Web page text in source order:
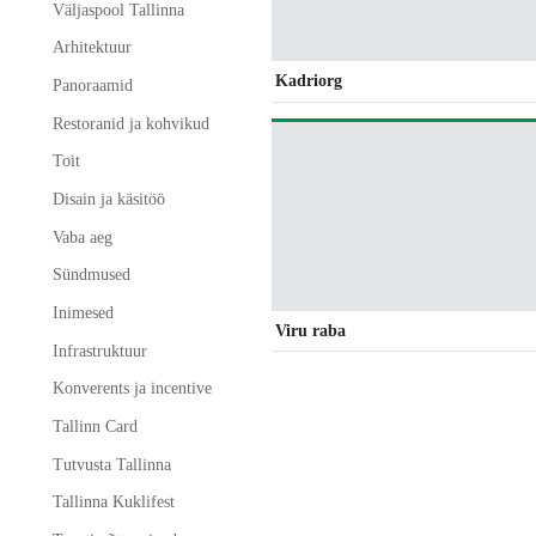
Väljaspool Tallinna
Arhitektuur
Panoraamid
Restoranid ja kohvikud
Toit
Disain ja käsitöö
Vaba aeg
Sündmused
Inimesed
Infrastruktuur
Konverents ja incentive
Tallinn Card
Tutvusta Tallinna
Tallinna Kuklifest
Kadriorg
Viru raba